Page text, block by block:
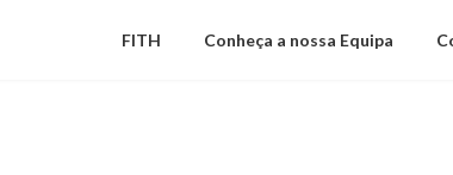
FITH Conheça a nossa Equipa